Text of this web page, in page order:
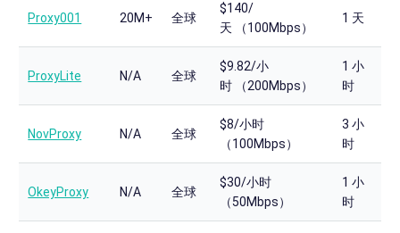
Proxy001 20M+ 全球
$140/
天 （100Mbps）
1 天
ProxyLite N/A 全球
$9.82/小
时 （200Mbps）
1 小
时
NovProxy N/A 全球
$8/小时
（100Mbps）
3 小
时
OkeyProxy N/A 全球
$30/小时
（50Mbps）
1 小
时